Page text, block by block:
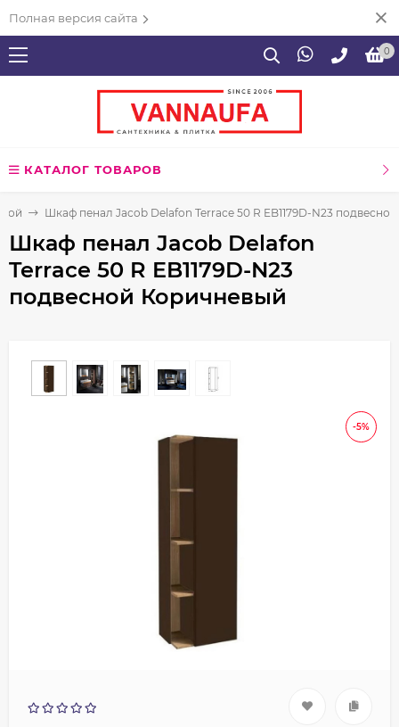
Полная версия сайта
0
КАТАЛОГ ТОВАРОВ
Шкаф пенал Jacob Delafon Terrace 50 R EB1179D-N23
Шкаф пенал Jacob Delafon
Terrace 50 R EB1179D-N23
подвесной Коричневый
-5%